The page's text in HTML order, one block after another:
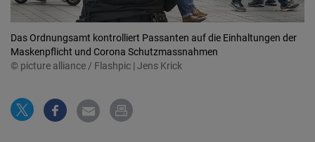
Das Ordnungsamt kontrolliert Passanten auf die Einhaltungen der
Maskenpflicht und Corona Schutzmassnahmen
© picture alliance / Flashpic | Jens Krick
Maps
Embed
Cloudinary
Flickr